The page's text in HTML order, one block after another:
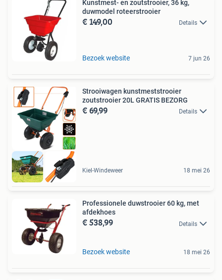
Kunstmest- en zoutstrooier, 36 kg,
duwmodel roteerstrooier
€ 149,00 Details
Bezoek website 7 jun 26
Strooiwagen kunstmeststrooier
zoutstrooier 20L GRATIS BEZORG
€ 69,99 Details
Kiel-Windeweer 18 mei 26
Professionele duwstrooier 60 kg, met
afdekhoes
€ 538,99 Details
Bezoek website 18 mei 26